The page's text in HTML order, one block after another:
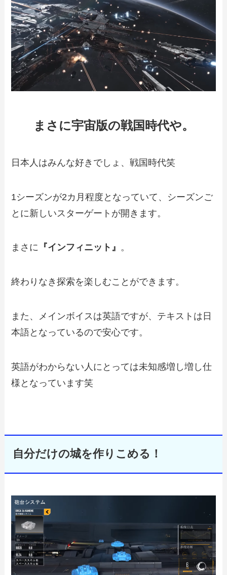
まさに宇宙版の戦国時代や。
日本人はみんな好きでしょ、戦国時代笑
1シーズンが2カ月程度となっていて、シーズンご
とに新しいスターゲートが開きます。
まさに 『インフィニット 』 。
終わりなき探索を楽しむことができます。
また、メインボイスは英語ですが、テキストは日
本語となっているので安心です。
英語がわからない人にとっては未知感増し増し仕
様となっています笑
自分だけの城を作りこめる！